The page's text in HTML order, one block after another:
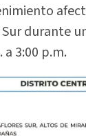
durante
a 3:00 p.m.